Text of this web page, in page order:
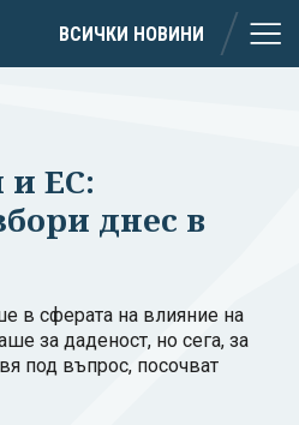
ВСИЧКИ НОВИНИ
ЕС:
днес в
в сферата на влияние на
за даденост, но сега, за
под въпрос, посочват